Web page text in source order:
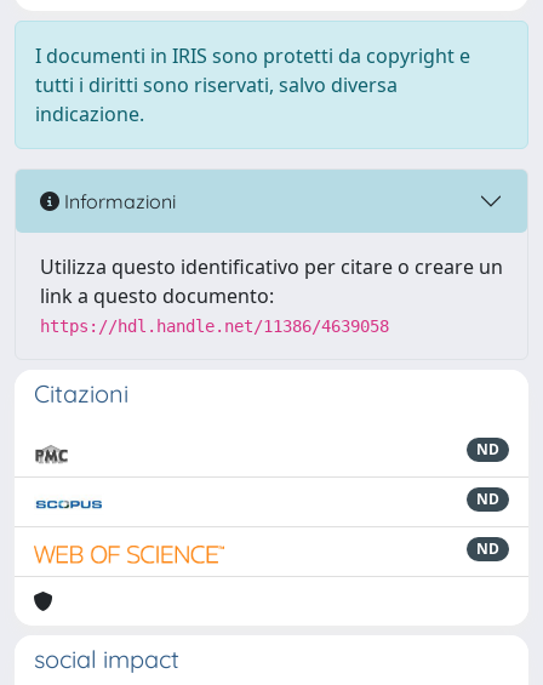
I documenti in IRIS sono protetti da copyright e
tutti i diritti sono riservati, salvo diversa
indicazione.
Informazioni
Utilizza questo identificativo per citare o creare un
link a questo documento:
https://hdl.handle.net/11386/4639058
Citazioni
ND
ND
ND
social impact